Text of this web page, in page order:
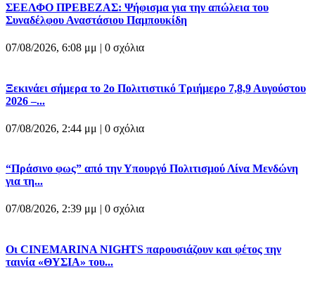
ΣΕΕΛΦΟ ΠΡΕΒΕΖΑΣ: Ψήφισμα για την απώλεια του
Συναδέλφου Αναστάσιου Παμπουκίδη
07/08/2026, 6:08 μμ | 0 σχόλια
Ξεκινάει σήμερα το 2ο Πολιτιστικό Τριήμερο 7,8,9 Αυγούστου
2026 –...
07/08/2026, 2:44 μμ | 0 σχόλια
“Πράσινο φως” από την Υπουργό Πολιτισμού Λίνα Μενδώνη
για τη...
07/08/2026, 2:39 μμ | 0 σχόλια
Οι CINEMARINA NIGHTS παρουσιάζουν και φέτος την
ταινία «ΘΥΣΙΑ» του...